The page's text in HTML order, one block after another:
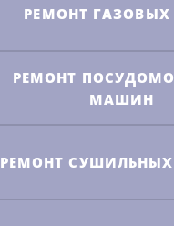
РЕМОНТ ГАЗОВЫХ
РЕМОНТ
МАШИН
РЕМОНТ